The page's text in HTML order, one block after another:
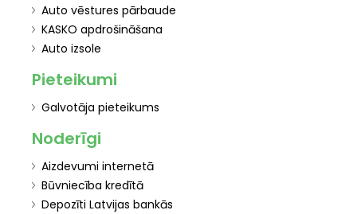
Auto vēstures pārbaude
KASKO apdrošināšana
Auto izsole
Pieteikumi
Galvotāja pieteikums
Noderīgi
Aizdevumi internetā
Būvniecība kredītā
Depozīti Latvijas bankās